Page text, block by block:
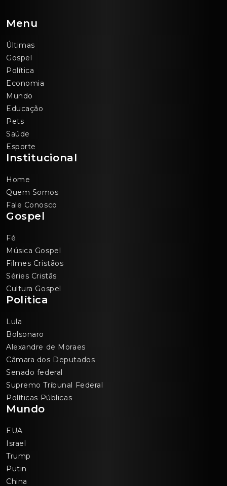
Menu
Últimas
Gospel
Política
Economia
Mundo
Educação
Pets
Saúde
Esporte
Institucional
Home
Quem Somos
Fale Conosco
Gospel
Fé
Música Gospel
Filmes Cristãos
Séries Cristãs
Cultura Gospel
Política
Lula
Bolsonaro
Alexandre de Moraes
Câmara dos Deputados
Senado federal
Supremo Tribunal Federal
Políticas Públicas
Mundo
EUA
Israel
Trump
Putin
China